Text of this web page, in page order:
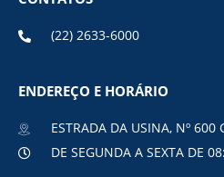
(22) 2633-6000
ENDEREÇO E HORÁRIO
ESTRADA DA USINA, Nº 600
DE SEGUNDA A SEXTA DE